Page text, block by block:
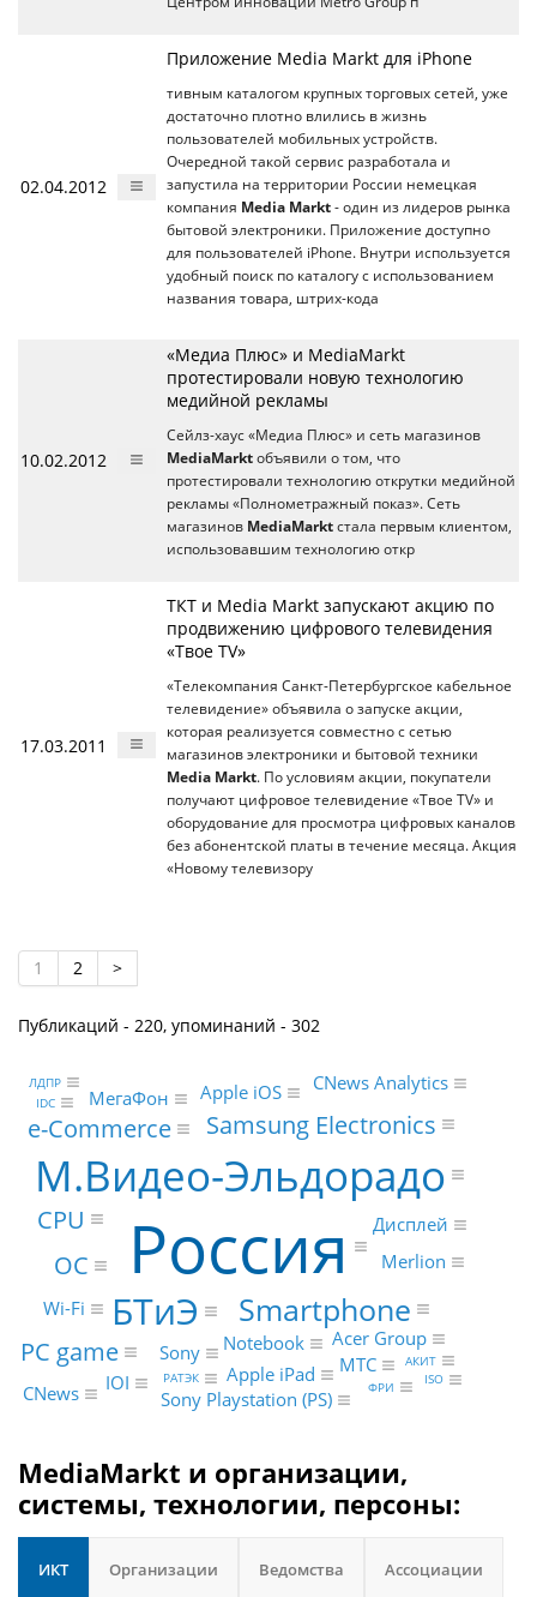
02.04.2012
Приложение Media Markt для iPhone
тивным каталогом крупных торговых сетей, уже
достаточно плотно влились в жизнь
пользователей мобильных устройств.
Очередной такой сервис разработала и
запустила на территории России немецкая
компания Media Markt - один из лидеров рынка
бытовой электроники. Приложение доступно
для пользователей iPhone. Внутри используется
удобный поиск по каталогу с использованием
названия товара, штрих-кода
10.02.2012
«Медиа Плюс» и MediaMarkt
протестировали новую технологию
медийной рекламы
Сейлз-хаус «Медиа Плюс» и сеть магазинов
MediaMarkt объявили о том, что
протестировали технологию открутки медийной
рекламы «Полнометражный показ». Сеть
магазинов MediaMarkt стала первым клиентом,
использовавшим технологию откр
17.03.2011
ТКТ и Media Markt запускают акцию по
продвижению цифрового телевидения
«Твое TV»
«Телекомпания Санкт-Петербургское кабельное
телевидение» объявила о запуске акции,
которая реализуется совместно с сетью
магазинов электроники и бытовой техники
Media Markt. По условиям акции, покупатели
получают цифровое телевидение «Твое TV» и
оборудование для просмотра цифровых каналов
без абонентской платы в течение месяца. Акция
«Новому телевизору
1 2 >
Публикаций - 220, упоминаний - 302
Россия
М.Видео-Эльдорадо
БТиЭ Smartphone
Samsung Electronics
e-Commerce
CPU
ОС
PC game
Notebook
МТС
Merlion
Дисплей
Wi-Fi
Acer Group
Sony
МегаФон
Apple iPad
CNews
CNews Analytics
IOI
Apple iOS
Sony Playstation (PS)
IDC
АКИТ
ISO
РАТЭК
ФРИ
ЛДПР
MediaMarkt и организации,
системы, технологии, персоны:
ИКТ Организации Ведомства Ассоциации